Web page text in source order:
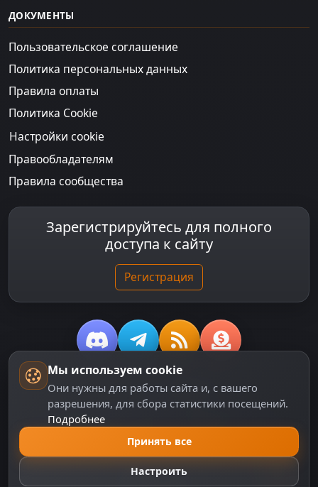
ДОКУМЕНТЫ
Пользовательское соглашение
Политика персональных данных
Правила оплаты
Политика Cookie
Настройки cookie
Правообладателям
Правила сообщества
Зарегистрируйтесь для полного
доступа к сайту
Регистрация
© 2018-2026 dzplay.ru
Размещенная на сайте информация носит
информационный характер и не является публичной
офертой, определяемой положениями ч. 2 ст. 437 ГК
РФ, исключая блоки, помеченные как "Реклама".
Мы используем cookie
Они нужны для работы сайта и, с вашего
разрешения, для сбора статистики посещений.
Подробнее
Принять все
Настроить